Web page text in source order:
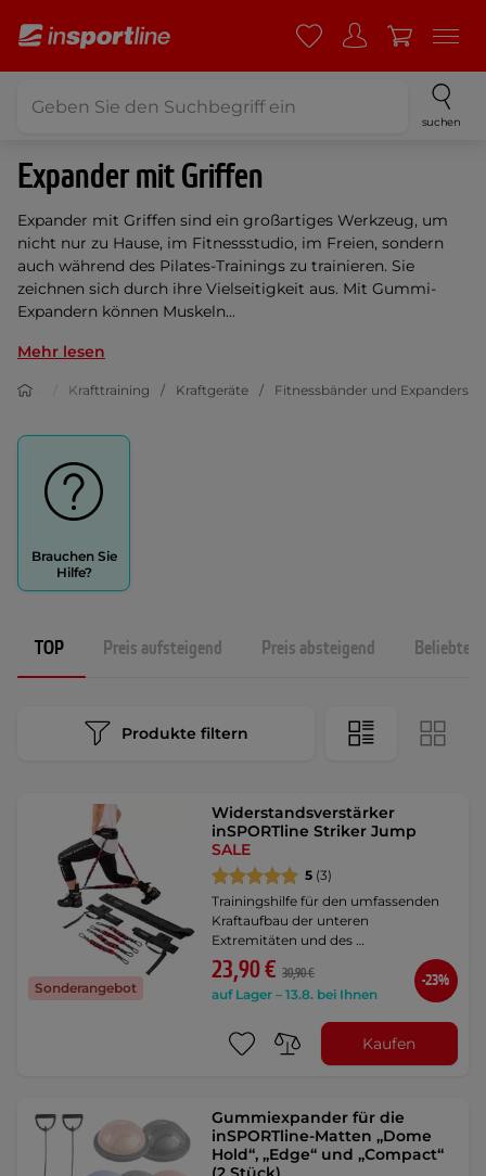
suchen
Expander mit Griffen
Expander mit Griffen sind ein großartiges Werkzeug, um
nicht nur zu Hause, im Fitnessstudio, im Freien, sondern
auch während des Pilates-Trainings zu trainieren. Sie
zeichnen sich durch ihre Vielseitigkeit aus. Mit Gummi-
Expandern können Muskeln...
Mehr lesen
Krafttraining Kraftgeräte Fitnessbänder und Expanders
Brauchen Sie
Hilfe?
TOP Preis aufsteigend Preis absteigend
Produkte filtern
Sonderangebot
Widerstandsverstärker
inSPORTline Striker Jump
SALE
5 (3)
Trainingshilfe für den umfassenden
Kraftaufbau der unteren
Extremitäten und des …
23,90 € 30,90 €
auf Lager – 13.8. bei Ihnen
-23%
Kaufen
Gummiexpander für die
inSPORTline-Matten „Dome
Hold“, „Edge“ und „Compact“